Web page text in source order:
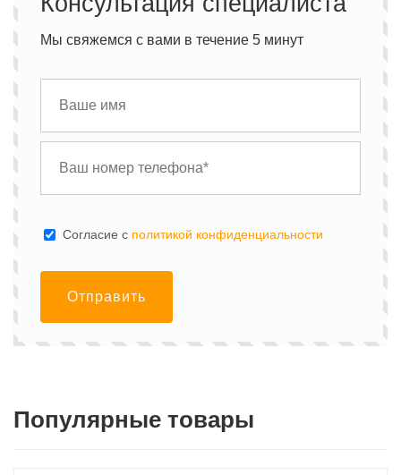
Мы свяжемся с вами в течение 5 минут
Cогласие с политикой конфиденциальности
Отправить
Популярные товары